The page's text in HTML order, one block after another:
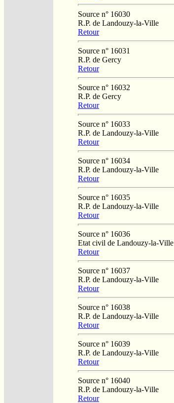
Source n° 16030
R.P. de Landouzy-la-Ville
Retour
Source n° 16031
R.P. de Gercy
Retour
Source n° 16032
R.P. de Gercy
Retour
Source n° 16033
R.P. de Landouzy-la-Ville
Retour
Source n° 16034
R.P. de Landouzy-la-Ville
Retour
Source n° 16035
R.P. de Landouzy-la-Ville
Retour
Source n° 16036
Etat civil de Landouzy-la-Ville
Retour
Source n° 16037
R.P. de Landouzy-la-Ville
Retour
Source n° 16038
R.P. de Landouzy-la-Ville
Retour
Source n° 16039
R.P. de Landouzy-la-Ville
Retour
Source n° 16040
R.P. de Landouzy-la-Ville
Retour